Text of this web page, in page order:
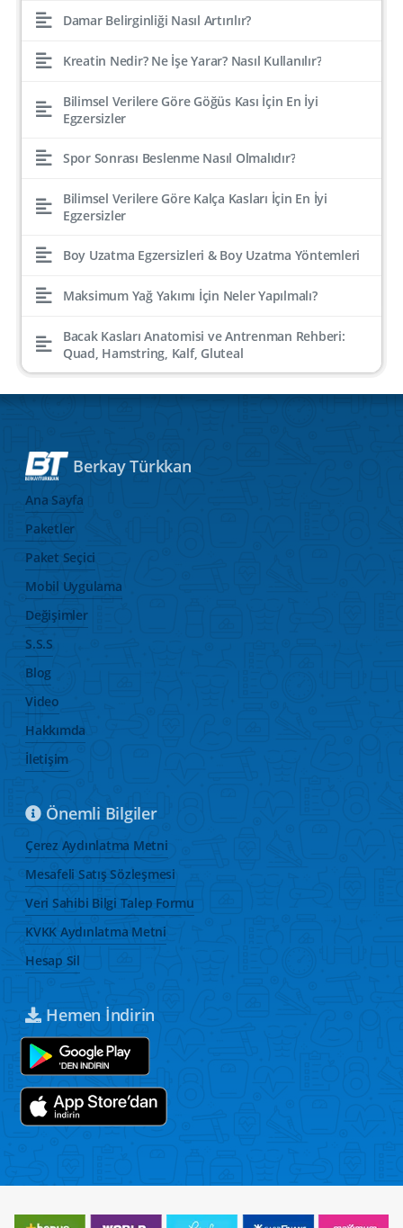
Damar Belirginliği Nasıl Artırılır?
Kreatin Nedir? Ne İşe Yarar? Nasıl Kullanılır?
Bilimsel Verilere Göre Göğüs Kası İçin En İyi
Egzersizler
Spor Sonrası Beslenme Nasıl Olmalıdır?
Bilimsel Verilere Göre Kalça Kasları İçin En İyi
Egzersizler
Boy Uzatma Egzersizleri & Boy Uzatma Yöntemleri
Maksimum Yağ Yakımı İçin Neler Yapılmalı?
Bacak Kasları Anatomisi ve Antrenman Rehberi:
Quad, Hamstring, Kalf, Gluteal
Berkay Türkkan
Ana Sayfa
Paketler
Paket Seçici
Mobil Uygulama
Değişimler
S.S.S
Blog
Video
Hakkımda
İletişim
Önemli Bilgiler
Çerez Aydınlatma Metni
Mesafeli Satış Sözleşmesi
Veri Sahibi Bilgi Talep Formu
KVKK Aydınlatma Metni
Hesap Sil
Hemen İndirin